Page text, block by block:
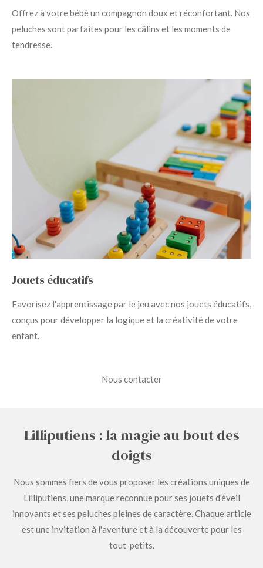
Offrez à votre bébé un compagnon doux et réconfortant. Nos
peluches sont parfaites pour les câlins et les moments de
tendresse.
Jouets éducatifs
Favorisez l'apprentissage par le jeu avec nos jouets éducatifs,
conçus pour développer la logique et la créativité de votre
enfant.
Nous contacter
Lilliputiens : la magie au bout des
doigts
Nous sommes fiers de vous proposer les créations uniques de
Lilliputiens, une marque reconnue pour ses jouets d'éveil
innovants et ses peluches pleines de caractère. Chaque article
est une invitation à l'aventure et à la découverte pour les
tout-petits.